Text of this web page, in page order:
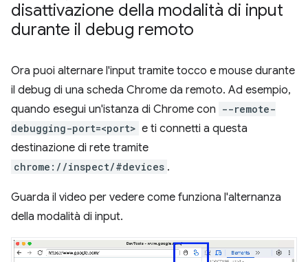
disattivazione della modalità di input
durante il debug remoto
Ora puoi alternare l'input tramite tocco e mouse durante
il debug di una scheda Chrome da remoto. Ad esempio,
quando esegui un'istanza di Chrome con --remote-
debugging-port=<port> e ti connetti a questa
destinazione di rete tramite
chrome://inspect/#devices .
Guarda il video per vedere come funziona l'alternanza
della modalità di input.